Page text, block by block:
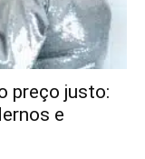
preço justo:
e